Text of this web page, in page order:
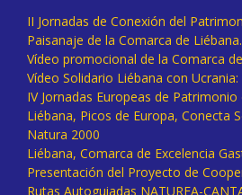
II Jornadas de Conexión del
Paisanaje de la Comarca de Liébana.
Vídeo promocional de la Comarca
Vídeo Solidario Liébana con
IV Jornadas Europeas de Patrimonio
Liébana, Picos de Europa, Conecta
Natura 2000
Liébana, Comarca de Excelencia
Presentación del Proyecto de
Rutas Autoguiadas NATUREA-